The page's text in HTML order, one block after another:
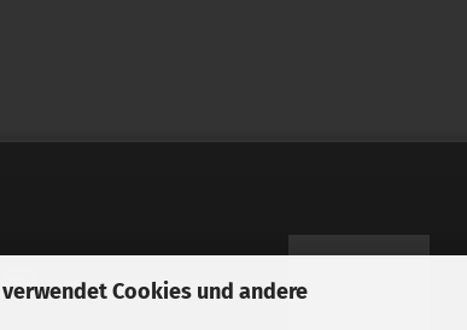
Cookies und andere
Sicher bezahlen